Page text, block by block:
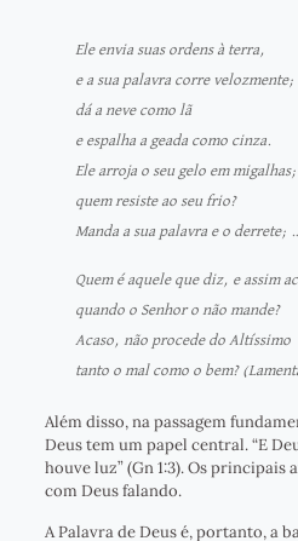
Ele envia suas ordens à terra,
e a sua palavra corre velozmente;
dá a neve como lã
e espalha a geada como cinza.
Ele arroja o seu gelo em migalhas;
quem resiste ao seu frio?
Manda a sua palavra e o derrete;
Quem é aquele que diz, e assim
quando o Senhor o não mande?
Acaso, não procede do Altíssimo
tanto o mal como o bem?
Além disso, na passagem
Deus tem um papel central. “E
houve luz” (Gn 1:3). Os
com Deus falando.
A Palavra de Deus é, portanto, a